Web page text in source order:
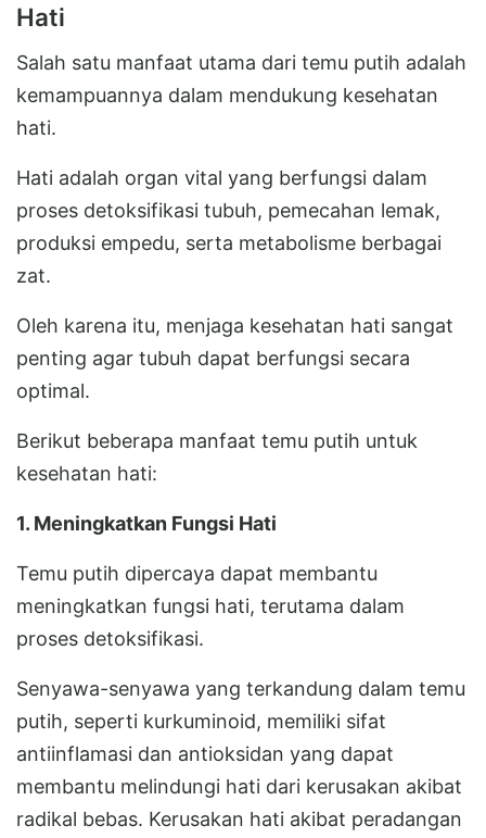
Hati
Salah satu manfaat utama dari temu putih adalah
kemampuannya dalam mendukung kesehatan
hati.
Hati adalah organ vital yang berfungsi dalam
proses detoksifikasi tubuh, pemecahan lemak,
produksi empedu, serta metabolisme berbagai
zat.
Oleh karena itu, menjaga kesehatan hati sangat
penting agar tubuh dapat berfungsi secara
optimal.
Berikut beberapa manfaat temu putih untuk
kesehatan hati:
1. Meningkatkan Fungsi Hati
Temu putih dipercaya dapat membantu
meningkatkan fungsi hati, terutama dalam
proses detoksifikasi.
Senyawa-senyawa yang terkandung dalam temu
putih, seperti kurkuminoid, memiliki sifat
antiinflamasi dan antioksidan yang dapat
membantu melindungi hati dari kerusakan akibat
radikal bebas. Kerusakan hati akibat peradangan